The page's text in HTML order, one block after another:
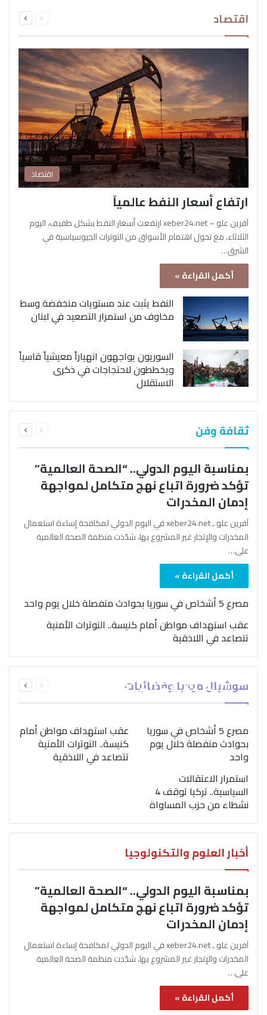
اقتصاد الصفحةالصفحة
اقتصاد
ارتفاع أسعار النفط عالمياً
آفرين علو – xeber24.net ارتفعت أسعار النفط بشكل طفيف، اليوم
الثلاثاء، مع تحول اهتمام الأسواق من التوترات الجيوسياسية في
الشرق…
أكمل القراءة »
النفط يثبت عند مستويات منخفضة وسط
مخاوف من استمرار التصعيد في لبنان
السوريون يواجهون انهياراً معيشياً قاسياً
ويخططون لاحتجاجات في ذكرى
الاستقلال
ثقافة وفن الصفحةالصفحة
بمناسبة اليوم الدولي.. “الصحة العالمية”
تؤكد ضرورة اتباع نهج متكامل لمواجهة
إدمان المخدرات
آفرين علو ـ xeber24.net في اليوم الدولي لمكافحة إساءة استعمال
المخدرات والإتجار غير المشروع بها، شدّدت منظمة الصحة العالمية
على…
أكمل القراءة »
مصرع 5 أشخاص في سوريا بحوادث منفصلة خلال يوم واحد
عقب استهداف مواطن أمام كنيسة.. التوترات الأمنية
تتصاعد في اللاذقية
سوشيال ميديا وفضائيات الصفحةالصفحة
بمناسبة اليوم الدولي..
“الصحة العالمية” تؤكد
ضرورة اتباع نهج متكامل
لمواجهة إدمان المخدرات
مصرع 5 أشخاص في سوريا
بحوادث منفصلة خلال يوم
واحد
عقب استهداف مواطن أمام
كنيسة.. التوترات الأمنية
تتصاعد في اللاذقية
استمرار الاعتقالات
السياسية.. تركيا توقف 4
نشطاء من حزب المساواة
أخبار العلوم والتكنولوجيا
بمناسبة اليوم الدولي.. “الصحة العالمية”
تؤكد ضرورة اتباع نهج متكامل لمواجهة
إدمان المخدرات
آفرين علو ـ xeber24.net في اليوم الدولي لمكافحة إساءة استعمال
المخدرات والإتجار غير المشروع بها، شدّدت منظمة الصحة العالمية
على…
أكمل القراءة »